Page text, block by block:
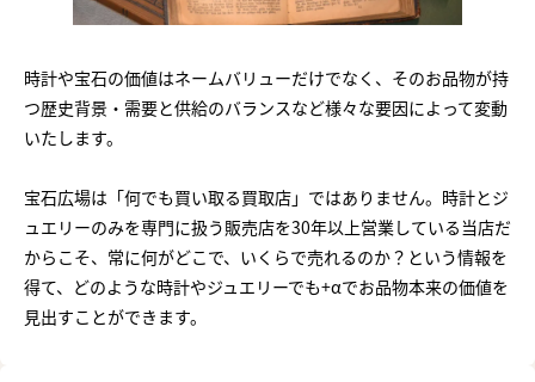
時計や宝石の価値はネームバリューだけでなく、そのお品物が持
つ歴史背景・需要と供給のバランスなど様々な要因によって変動
いたします。
宝石広場は「何でも買い取る買取店」ではありません。時計とジ
ュエリーのみを専門に扱う販売店を30年以上営業している当店だ
からこそ、常に何がどこで、いくらで売れるのか？という情報を
得て、どのような時計やジュエリーでも+αでお品物本来の価値を
見出すことができます。